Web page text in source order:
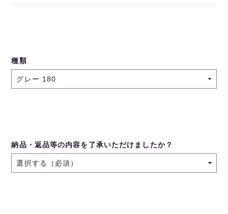
種類
納品・返品等の内容を了承いただけましたか？